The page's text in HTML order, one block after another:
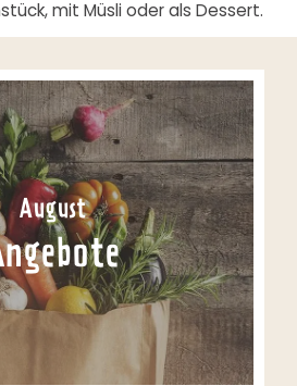
mit Müsli oder als Dessert.
August